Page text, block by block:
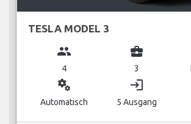
TESLA MODEL 3
group
4
business_center
3
miscellaneous_services
Automatisch
login
5 Ausgang